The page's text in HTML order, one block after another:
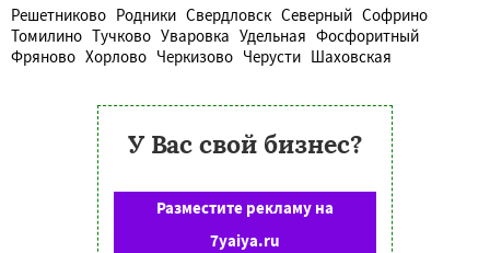
Решетниково Родники Свердловск Северный Софрино
Томилино Тучково Уваровка Удельная Фосфоритный
Фряново Хорлово Черкизово Черусти Шаховская
У Вас свой бизнес?
Разместите рекламу на
7yaiya.ru